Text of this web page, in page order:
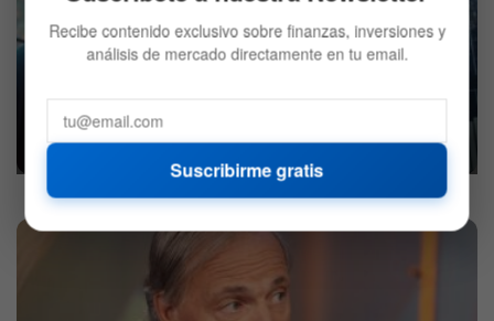
aranceles de Trump
23 DE FEBRERO DE 2026
Recibe contenido exclusivo sobre finanzas, inversiones y
análisis de mercado directamente en tu email.
Suscribirme gratis